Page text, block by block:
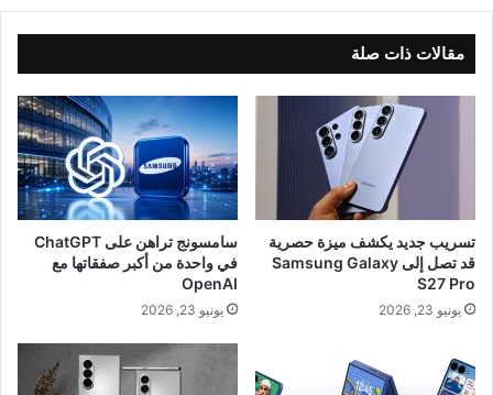
مقالات ذات صلة
تسريب جديد يكشف ميزة حصرية
قد تصل إلى Samsung Galaxy
S27 Pro
يونيو 23, 2026
سامسونج تراهن على ChatGPT
في واحدة من أكبر صفقاتها مع
OpenAI
يونيو 23, 2026